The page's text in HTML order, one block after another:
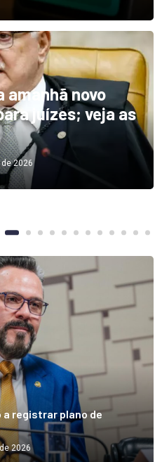
amanhã novo
juízes; veja as
2026
a registrar plano de
2026